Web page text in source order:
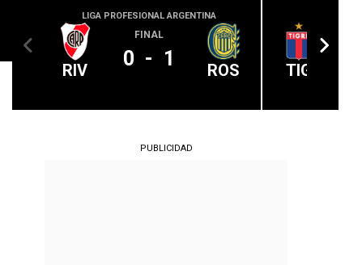
LIGA PROFESIONAL ARGENTINA
RIV
FINAL
0 - 1 ROS TIG
PUBLICIDAD